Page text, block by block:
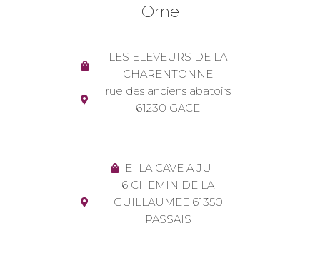
Orne
LES ELEVEURS DE LA
CHARENTONNE
rue des anciens abatoirs
61230 GACE
EI LA CAVE A JU
6 CHEMIN DE LA
GUILLAUMEE 61350
PASSAIS